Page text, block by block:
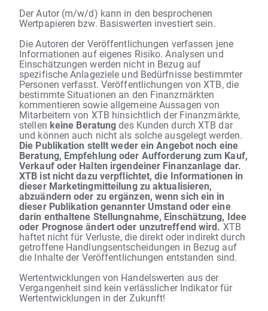
Der Autor (m/w/d) kann in den besprochenen
Wertpapieren bzw. Basiswerten investiert sein.
Die Autoren der Veröffentlichungen verfassen jene
Informationen auf eigenes Risiko. Analysen und
Einschätzungen werden nicht in Bezug auf
spezifische Anlageziele und Bedürfnisse bestimmter
Personen verfasst. Veröffentlichungen von XTB, die
bestimmte Situationen an den Finanzmärkten
kommentieren sowie allgemeine Aussagen von
Mitarbeitern von XTB hinsichtlich der Finanzmärkte,
stellen keine Beratungdes Kunden durch XTB dar
und können auch nicht als solche ausgelegt werden.
Die Publikation stellt weder ein Angebot noch eine
Beratung, Empfehlung oder Aufforderung zum Kauf,
Verkauf oder Halten irgendeiner Finanzanlage dar.
XTB ist nicht dazu verpflichtet, die Informationen in
dieser Marketingmitteilung zu aktualisieren,
abzuändern oder zu ergänzen, wenn sich ein in
dieser Publikation genannter Umstand oder eine
darin enthaltene Stellungnahme, Einschätzung, Idee
oder Prognose ändert oder unzutreffend wird. XTB
haftet nicht für Verluste, die direkt oder indirekt durch
getroffene Handlungsentscheidungen in Bezug auf
die Inhalte der Veröffentlichungen entstanden sind.
Wertentwicklungen von Handelswerten aus der
Vergangenheit sind kein verlässlicher Indikator für
Wertentwicklungen in der Zukunft!